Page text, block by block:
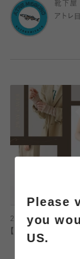
靴下屋
アトレ
2026.05.18
【UV·冷房対策に！
Please
you
US.